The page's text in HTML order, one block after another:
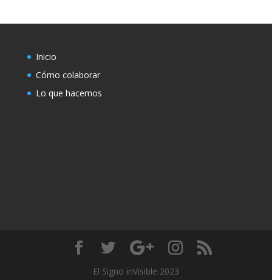
Inicio
Cómo colaborar
Lo que hacemos
El Signo inVisible 2023